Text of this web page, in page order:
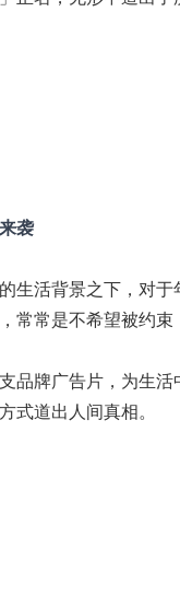
袭
生活背景之下，对
常常是不希望被约束
品牌广告片，为生
式道出人间真相。